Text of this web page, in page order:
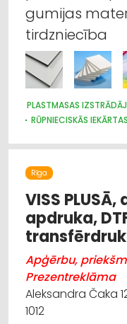
gumijas
tirdzniecība
PLASTMASAS
RŪPNIECISKĀS
Rīga
VISS
apdruka,
Apģērbu,
Prezentreklāma
Aleksandra Čaka
1012